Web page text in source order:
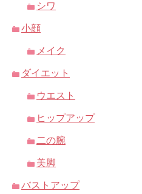
シワ
小顔
メイク
ダイエット
ウエスト
ヒップアップ
二の腕
美脚
バストアップ